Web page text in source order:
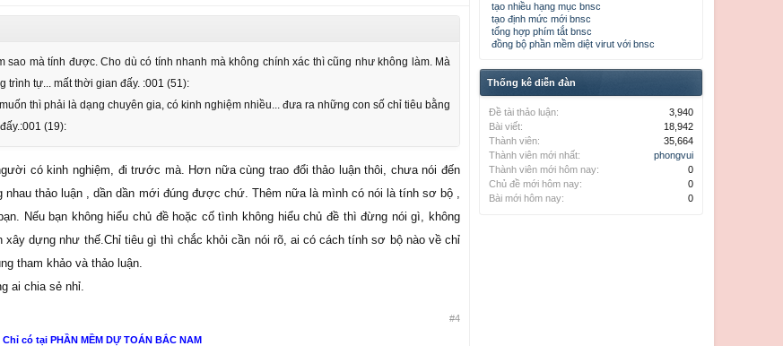
sao mà tính được. Cho dù có tính nhanh mà không chính xác thì cũng như không làm. Mà
trình tự... mất thời gian đấy. :001 (51):
thì phải là dạng chuyên gia, có kinh nghiệm nhiều... đưa ra những con số chỉ tiêu bằng
(19):
có kinh nghiệm, đi trước mà. Hơn nữa cùng trao đổi thảo luận thôi, chưa nói đến
nhau thảo luận , dần dần mới đúng được chứ. Thêm nữa là mình có nói là tính sơ bộ ,
Nếu bạn không hiểu chủ đề hoặc cố tình không hiểu chủ đề thì đừng nói gì, không
xây dựng như thế.Chỉ tiêu gì thì chắc khỏi cần nói rõ, ai có cách tính sơ bộ nào về chỉ
tham khảo và thảo luận.
ai chia sẻ nhỉ.
#4
có tại PHẦN MỀM DỰ TOÁN BẮC NAM
tạo nhiều hạng mục bnsc
tạo định mức mới bnsc
tổng hợp phím tắt bnsc
đồng bộ phần mềm diệt virut với bnsc
Thống kê diễn đàn
Đề tài thảo luận:
3,940
Bài viết:
18,942
Thành viên:
35,664
Thành viên mới nhất:
phongvui
Thành viên mới hôm nay:
0
Chủ đề mới hôm nay:
0
Bài mới hôm nay:
0